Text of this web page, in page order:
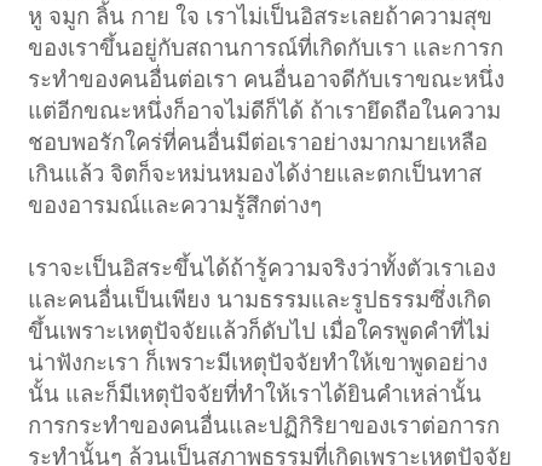
หู จมูก ลิ้น กาย ใจ เราไม่เป็นอิสระเลยถ้าความสุข
ของเราขึ้นอยู่กับสถานการณ์ที่เกิดกับเรา และการก
ระทำของคนอื่นต่อเรา คนอื่นอาจดีกับเราขณะหนึ่ง
แต่อีกขณะหนึ่งก็อาจไม่ดีก็ได้ ถ้าเรายึดถือในความ
ชอบพอรักใคร่ที่คนอื่นมีต่อเราอย่างมากมายเหลือ
เกินแล้ว จิตก็จะหม่นหมองได้ง่ายและตกเป็นทาส
ของอารมณ์และความรู้สึกต่างๆ
เราจะเป็นอิสระขึ้นได้ถ้ารู้ความจริงว่าทั้งตัวเราเอง
และคนอื่นเป็นเพียง นามธรรมและรูปธรรมซึ่งเกิด
ขึ้นเพราะเหตุปัจจัยแล้วก็ดับไป เมื่อใครพูดคำที่ไม่
น่าฟังกะเรา ก็เพราะมีเหตุปัจจัยทำให้เขาพูดอย่าง
นั้น และก็มีเหตุปัจจัยที่ทำให้เราได้ยินคำเหล่านั้น
การกระทำของคนอื่นและปฏิกิริยาของเราต่อการก
ระทำนั้นๆ ล้วนเป็นสภาพธรรมที่เกิดเพราะเหตุปัจจัย